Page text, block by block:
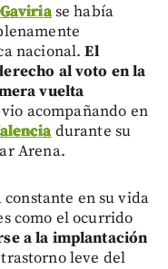
Gaviriase había
nacional.El
al voto en la
vuelta
acompañando en
durante su
Arena.
en su vida
como el ocurrido
a la implantación
leve del